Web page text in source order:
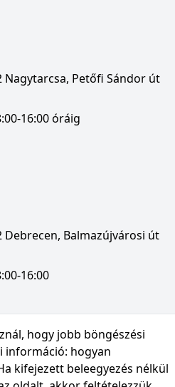
hogy jobb böngészési
információ: hogyan
kifejezett beleegyezés nélkül
Nagytarcsa, Petőfi Sándor út
16:00 óráig
Debrecen, Balmazújvárosi út
16:00
Balmazújvárosi út